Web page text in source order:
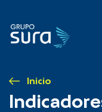
Inicio